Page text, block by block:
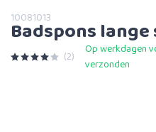
10081013
Badspons
(2)
Op werkdagen
verzonden